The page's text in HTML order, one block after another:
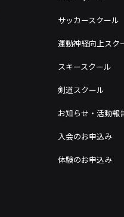
サッカースクール
運動神経向上スク
スキースクール
剣道スクール
お知らせ・活動報
入会のお申込み
体験のお申込み